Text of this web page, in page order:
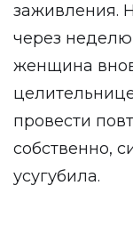
заживления.
через
женщина
провести
собственно,
усугубила.